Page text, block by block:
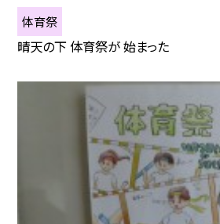
体育祭
晴天の下 体育祭が 始まった